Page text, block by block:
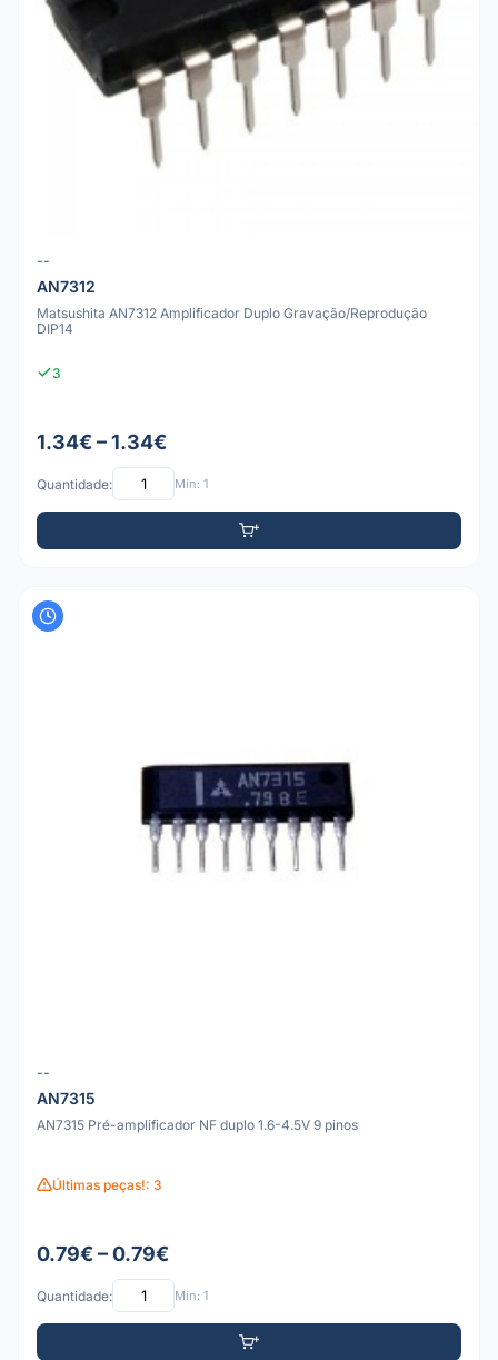
--
AN7312
Matsushita AN7312 Amplificador Duplo Gravação/Reprodução
DIP14
3
1.34€ – 1.34€
Quantidade: Mín: 1
--
AN7315
AN7315 Pré-amplificador NF duplo 1.6-4.5V 9 pinos
Últimas peças!: 3
0.79€ – 0.79€
Quantidade: Mín: 1